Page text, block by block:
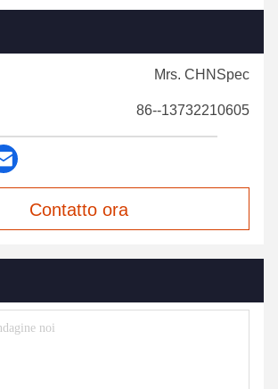
Mrs. CHNSpec
86--13732210605
Contatto ora